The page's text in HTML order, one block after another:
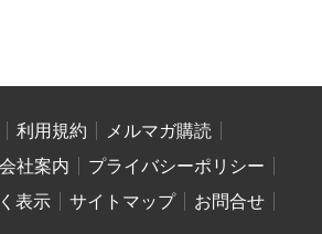
利用規約
メルマガ購読
会社案内
プライバシーポリシー
表示
サイトマップ
お問合せ